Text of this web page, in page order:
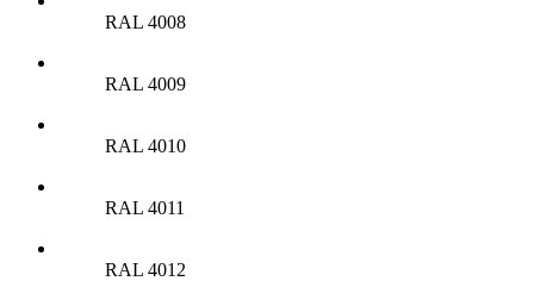
RAL 4008
RAL 4009
RAL 4010
RAL 4011
RAL 4012